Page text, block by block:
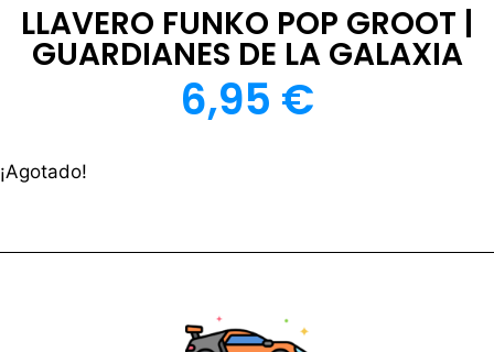
LLAVERO FUNKO POP GROOT |
GUARDIANES DE LA GALAXIA
6,95 €
¡Agotado!